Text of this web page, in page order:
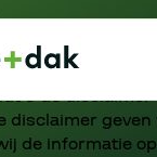
u de disclaimer
disclaimer
de informatie